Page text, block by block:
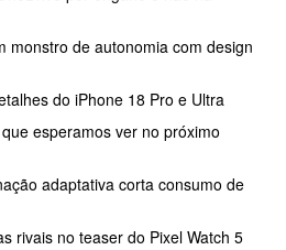
monstro de autonomia com design
do iPhone 18 Pro e Ultra
esperamos ver no próximo
adaptativa corta consumo de
rivais no teaser do Pixel Watch 5